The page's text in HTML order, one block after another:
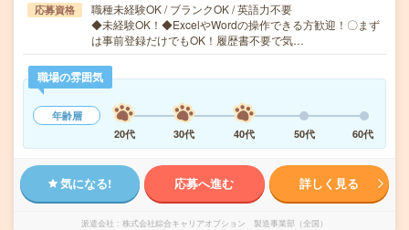
応募資格
職種未経験OK / ブランクOK / 英語力不要
◆未経験OK！◆ExcelやWordの操作できる方歓迎！〇まず
は事前登録だけでもOK！履歴書不要で気…
職場の雰囲気
年齢層
20代
30代 40代 50代 60代
気になる! 応募へ進む 詳しく見る
派遣会社 株式会社綜合キャリアオプション 製造事業部（全国）